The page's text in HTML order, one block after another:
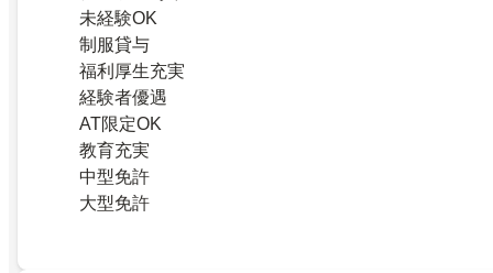
未経験OK
制服貸与
福利厚生充実
経験者優遇
AT限定OK
教育充実
中型免許
大型免許